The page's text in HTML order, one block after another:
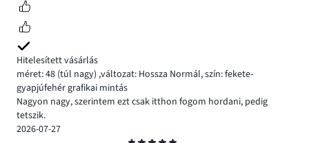
Hitelesített vásárlás
méret: 48 (túl nagy) ,változat: Hossza Normál,szín: fekete-
gyapjúfehér grafikai mintás
Nagyon nagy, szerintem ezt csak itthon fogom hordani, pedig
tetszik.
2026-07-27